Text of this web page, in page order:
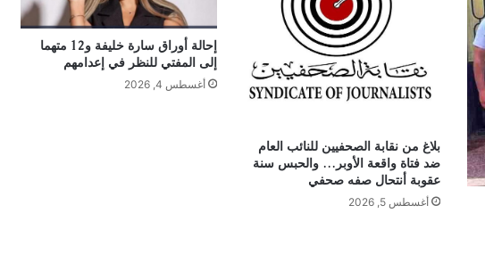
بلاغ من نقابة الصحفيين للنائب العام
ضد فتاة واقعة الأوبر… والحبس سنة
عقوبة أنتحال صفه صحفي
أغسطس 5, 2026
إحالة أوراق سارة خليفة و12 متهما
إلى المفتي للنظر في إعدامهم
أغسطس 4, 2026